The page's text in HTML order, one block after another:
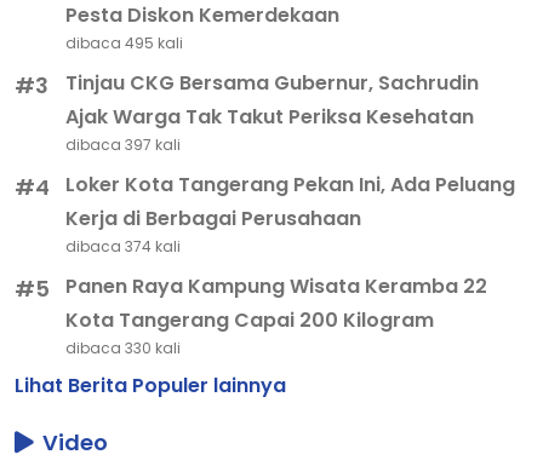
Pesta Diskon Kemerdekaan
dibaca 495 kali
#3
Tinjau CKG Bersama Gubernur, Sachrudin
Ajak Warga Tak Takut Periksa Kesehatan
dibaca 397 kali
#4
Loker Kota Tangerang Pekan Ini, Ada Peluang
Kerja di Berbagai Perusahaan
dibaca 374 kali
#5
Panen Raya Kampung Wisata Keramba 22
Kota Tangerang Capai 200 Kilogram
dibaca 330 kali
Lihat Berita Populer lainnya
Video